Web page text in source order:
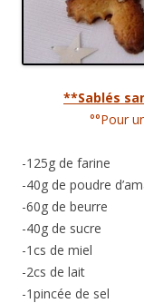
**Sablés
°°Pour
-125g de farine
-40g de poudre
-60g de beurre
-40g de sucre
-1cs de miel
-2cs de lait
-1pincée de sel